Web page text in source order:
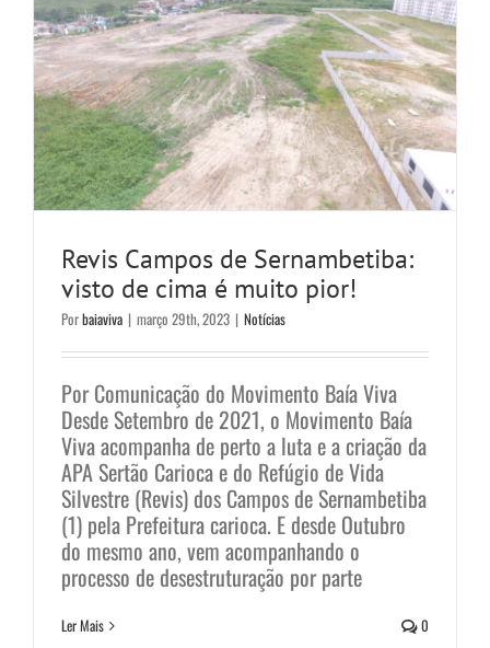
Revis Campos de Sernambetiba:
visto de cima é muito pior!
Porbaiaviva | março 29th, 2023 | Notícias
Por Comunicação do Movimento Baía Viva
Desde Setembro de 2021, o Movimento Baía
Viva acompanha de perto a luta e a criação da
APA Sertão Carioca e do Refúgio de Vida
Silvestre (Revis) dos Campos de Sernambetiba
(1) pela Prefeitura carioca. E desde Outubro
do mesmo ano, vem acompanhando o
processo de desestruturação por parte
Ler Mais 0
Um mosaico de interesses da
especulação imobiliária